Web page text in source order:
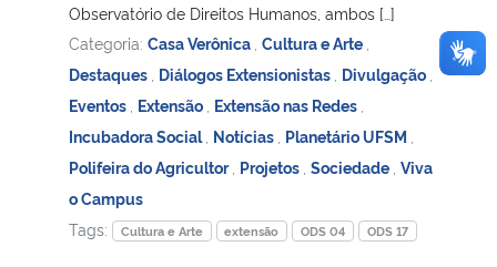
Observatório de Direitos Humanos, ambos […]
Categoria: Casa Verônica Cultura e Arte
Destaques Diálogos Extensionistas Divulgação
Eventos Extensão Extensão nas Redes
Incubadora Social
Notícias Planetário UFSM
Polifeira do Agricultor Projetos Sociedade Viva
o Campus
Tags:
Cultura e Arte extensão ODS 04 ODS 17